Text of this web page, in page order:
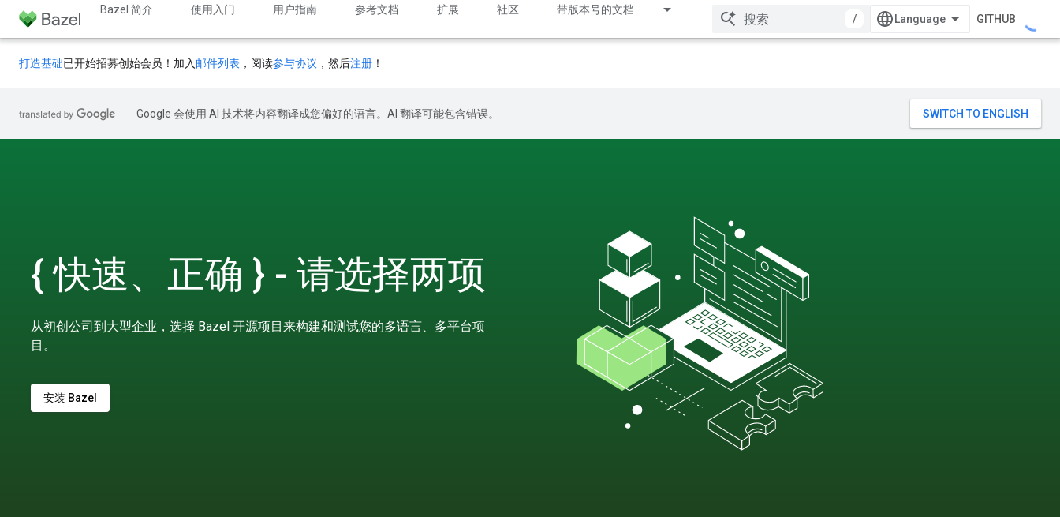
Bazel 简介 使用入门 用户指南 参考文档 扩展 社区 带版本号的文档
/ GITHUB
打造基础已开始招募创始会员！加入 邮件列表 ，阅读参与协议 ，然后注册 ！
Google 会使用 AI 技术将内容翻译成您偏好的语言。AI 翻译可能包含错误。
{ 快速、正确 } - 请选择两项
从初创公司到大型企业，选择 Bazel 开源项目来构建和测试您的多语言、多平台项
目。
安装 Bazel